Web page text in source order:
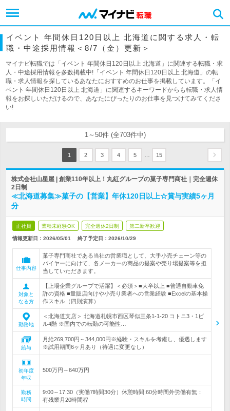
イベント 年間休日120日以上 北海道に関する求人・転
職・中途採用情報＜8/7（金）更新＞
マイナビ転職では「イベント 年間休日120日以上 北海道」に関連する転職・求
人・中途採用情報を多数掲載中!「イベント 年間休日120日以上 北海道」の転
職・求人情報を探しているあなたにおすすめのお仕事を掲載しています。「イ
ベント 年間休日120日以上 北海道」に関連するキーワードからも転職・求人情
報をお探しいただけるので、あなたにぴったりのお仕事を見つけてみてくださ
い!
1～50件 (全703件中)
1 2 3 4 5 15
株式会社山星屋 | 創業110年以上！丸紅グループの菓子専門商社｜完全週休
2日制
≪北海道募集≫菓子の【営業】年休120日以上☆賞与実績5ヶ月
分
正社員 業種未経験OK 完全週休2日制 第二新卒歓迎
情報更新日：2026/05/01 終了予定日： 2026/10/29
仕事内容
菓子専門商社である当社の営業職として、大手小売チェーン等の
バイヤーに向けて、各メーカーの商品の提案や売り場提案等を担
当していただきます。
対象と
なる方
【上場企業グループで活躍】＜必須＞■大卒以上 ■普通自動車免
許の資格 ■量販店向けや小売り業者への営業経験 ■Excelの基本操
作スキル（四則演算）
勤務地
＜北海道支店＞ 北海道札幌市西区琴似三条1-1-20 コトニ3・1ビ
ル4階 ※国内での転勤の可能性…
給与
月給269,700円～344,000円※経験・スキルを考慮し、優遇します
※試用期間6ヶ月あり（待遇に変更なし）
初年度
年収
500万円～640万円
勤務
時間
9:00～17:30（実働7時間30分）休憩時間:60分時間外労働有無：
有残業月20時間程